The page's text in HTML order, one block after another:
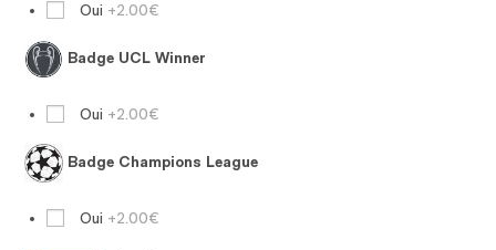
Oui +2.00€
Badge UCL Winner
Oui +2.00€
Badge Champions League
Oui +2.00€